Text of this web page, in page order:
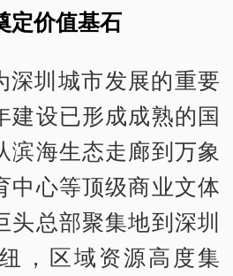
定价值基石
深圳城市发展的重要
建设已形成成熟的国
滨海生态走廊到万象
中心等顶级商业文体
头总部聚集地到深圳
，区域资源高度集